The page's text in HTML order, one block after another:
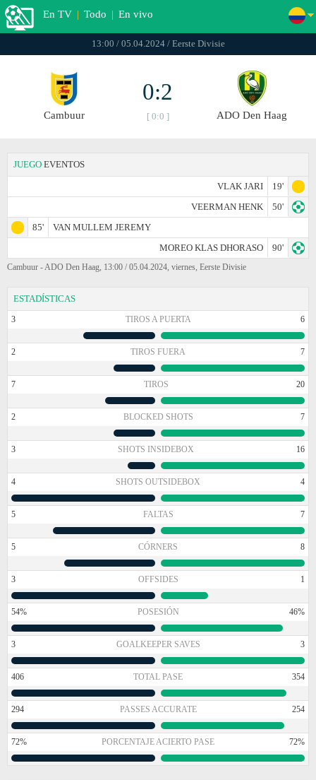
En TV | Todo | En vivo
13:00 / 05.04.2024 / Eerste Divisie
Cambuur
0:2
[ 0:0 ] ADO Den Haag
JUEGO EVENTOS
VLAK JARI
19'
VEERMAN HENK
50'
85'
VAN MULLEM JEREMY
MOREO KLAS DHORASO
90'
Cambuur - ADO Den Haag, 13:00 / 05.04.2024, viernes, Eerste Divisie
ESTADÍSTICAS
3 TIROS A PUERTA 6
2 TIROS FUERA 7
7 TIROS 20
2 BLOCKED SHOTS 7
3 SHOTS INSIDEBOX 16
4 SHOTS OUTSIDEBOX 4
5 FALTAS 7
5 CÓRNERS 8
3 OFFSIDES 1
54% POSESIÓN 46%
3 GOALKEEPER SAVES 3
406 TOTAL PASE 354
294 PASSES ACCURATE 254
72% PORCENTAJE ACIERTO PASE 72%